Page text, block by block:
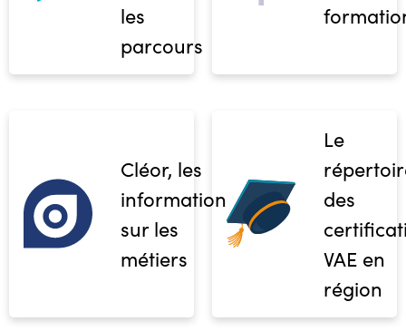
les
parcours
Cléor, les
informations
sur les
métiers
Le
des
VAE en
région